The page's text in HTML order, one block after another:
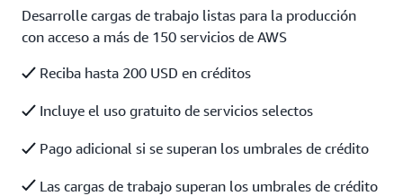
Desarrolle cargas de trabajo listas para la producción
con acceso a más de 150 servicios de AWS
Reciba hasta 200 USD en créditos
Incluye el uso gratuito de servicios selectos
Pago adicional si se superan los umbrales de crédito
Las cargas de trabajo superan los umbrales de crédito